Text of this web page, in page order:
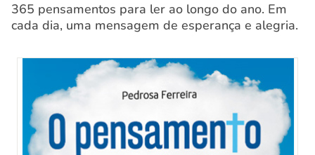
365 pensamentos para ler ao longo do ano. Em
cada dia, uma mensagem de esperança e alegria.